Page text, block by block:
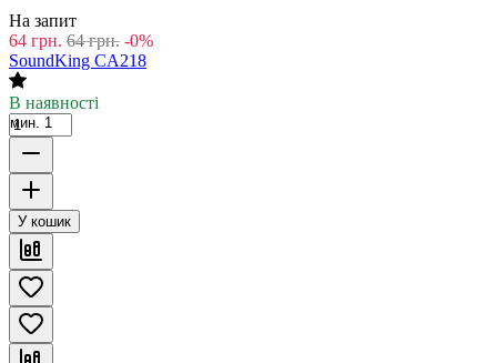
На запит
64 грн. 64 грн. -0%
SoundKing CA218
В наявності
мин. 1
У кошик